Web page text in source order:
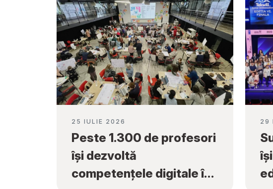
25 IULIE 2026
Peste 1.300 de profesori
își dezvoltă
competențele digitale în
29